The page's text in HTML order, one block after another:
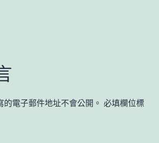
電子郵件地址不會公開。 必填欄位標